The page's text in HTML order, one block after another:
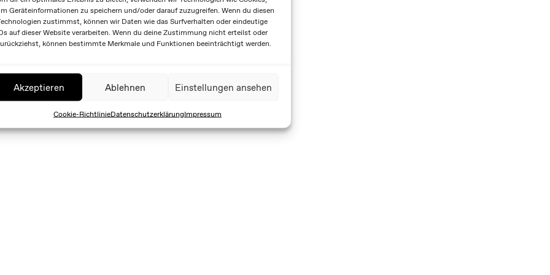
Geräteinformationen zu speichern und/oder darauf zuzugreifen. Wenn du diesen
zustimmst, können wir Daten wie das Surfverhalten oder eindeutige
auf dieser Website verarbeiten. Wenn du deine Zustimmung nicht erteilst oder
können bestimmte Merkmale und Funktionen beeinträchtigt werden.
Akzeptieren Ablehnen Einstellungen ansehen
Cookie-RichtlinieDatenschutzerklärungImpressum